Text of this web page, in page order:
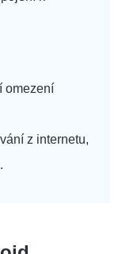
omezení
z internetu,